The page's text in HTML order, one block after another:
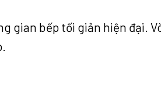
gian bếp tối giản hiện đại.